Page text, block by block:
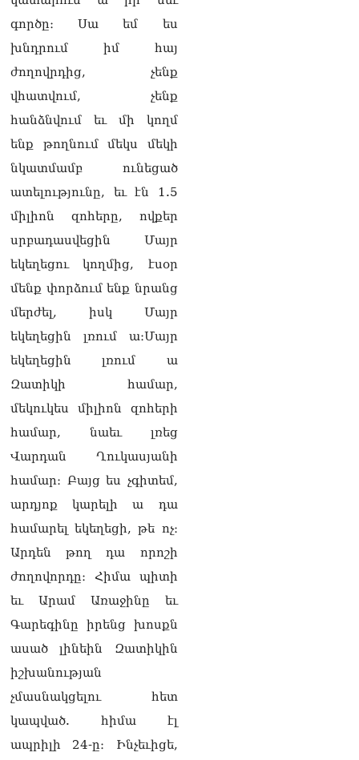
գործը։ Սա եմ ես
խնդրում իմ հայ
ժողովրդից, չենք
վհատվում, չենք
հանձնվում եւ մի կողմ
ենք թողնում մեկս մեկի
նկատմամբ ունեցած
ատելությունը, եւ էն 1.5
միլիոն զոհերը, ովքեր
սրբադասվեցին Մայր
եկեղեցու կողմից, էսօր
մենք փորձում ենք նրանց
մերժել, իսկ Մայր
եկեղեցին լռում ա։Մայր
եկեղեցին լռում ա
Զատիկի համար,
մեկուկես միլիոն զոհերի
համար, նաեւ լռեց
Վարդան Ղուկասյանի
համար։ Բայց ես չգիտեմ,
արդյոք կարելի ա դա
համարել եկեղեցի, թե ոչ։
Արդեն թող դա որոշի
ժողովորդը։ Հիմա պիտի
եւ Արամ Առաջինը եւ
Գարեգինը իրենց խոսքն
ասած լինեին Զատիկին
իշխանության
չմասնակցելու հետ
կապված. հիմա էլ
ապրիլի 24-ը։ Ինչեւիցե,